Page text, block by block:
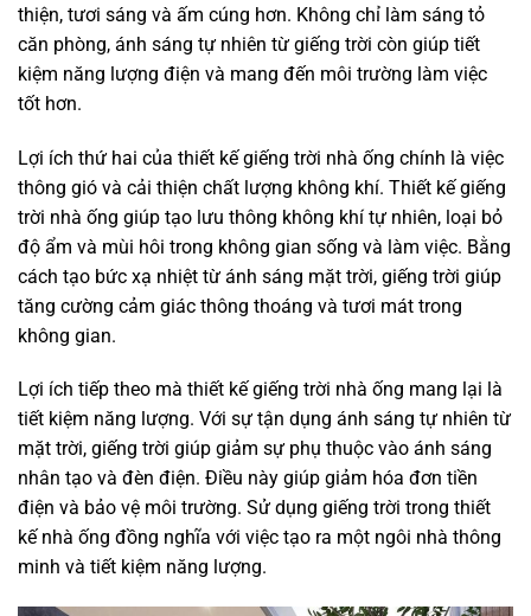
thiện, tươi sáng và ấm cúng hơn. Không chỉ làm sáng tỏ
căn phòng, ánh sáng tự nhiên từ giếng trời còn giúp tiết
kiệm năng lượng điện và mang đến môi trường làm việc
tốt hơn.
Lợi ích thứ hai của thiết kế giếng trời nhà ống chính là việc
thông gió và cải thiện chất lượng không khí. Thiết kế giếng
trời nhà ống giúp tạo lưu thông không khí tự nhiên, loại bỏ
độ ẩm và mùi hôi trong không gian sống và làm việc. Bằng
cách tạo bức xạ nhiệt từ ánh sáng mặt trời, giếng trời giúp
tăng cường cảm giác thông thoáng và tươi mát trong
không gian.
Lợi ích tiếp theo mà thiết kế giếng trời nhà ống mang lại là
tiết kiệm năng lượng. Với sự tận dụng ánh sáng tự nhiên từ
mặt trời, giếng trời giúp giảm sự phụ thuộc vào ánh sáng
nhân tạo và đèn điện. Điều này giúp giảm hóa đơn tiền
điện và bảo vệ môi trường. Sử dụng giếng trời trong thiết
kế nhà ống đồng nghĩa với việc tạo ra một ngôi nhà thông
minh và tiết kiệm năng lượng.